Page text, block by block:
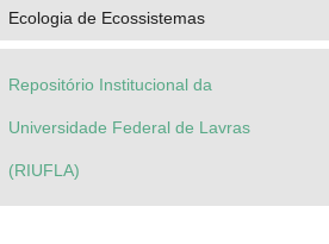
Ecologia de Ecossistemas
Repositório Institucional da
Universidade Federal de Lavras
(RIUFLA)